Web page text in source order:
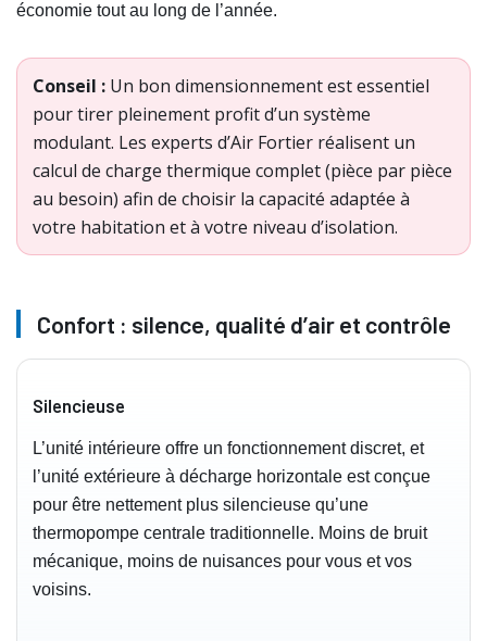
économie tout au long de l’année.
Conseil : Un bon dimensionnement est essentiel
pour tirer pleinement profit d’un système
modulant. Les experts d’Air Fortier réalisent un
calcul de charge thermique complet (pièce par pièce
au besoin) afin de choisir la capacité adaptée à
votre habitation et à votre niveau d’isolation.
Confort : silence, qualité d’air et contrôle
Silencieuse
L’unité intérieure offre un fonctionnement discret, et
l’unité extérieure à décharge horizontale est conçue
pour être nettement plus silencieuse qu’une
thermopompe centrale traditionnelle. Moins de bruit
mécanique, moins de nuisances pour vous et vos
voisins.